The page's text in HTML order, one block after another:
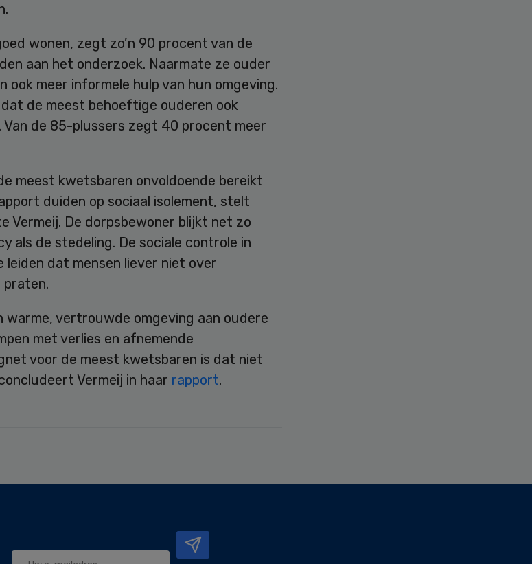
wonen, zegt zo’n 90 procent van de
aan het onderzoek. Naarmate ze ouder
ook meer informele hulp van hun omgeving.
de meest behoeftige ouderen ook
Van de 85-plussers zegt 40 procent meer
meest kwetsbaren onvoldoende bereikt
duiden op sociaal isolement, stelt
Vermeij. De dorpsbewoner blijkt net zo
als de stedeling. De sociale controle in
leiden dat mensen liever niet over
praten.
warme, vertrouwde omgeving aan oudere
met verlies en afnemende
voor de meest kwetsbaren is dat niet
Vermeij in haar rapport.